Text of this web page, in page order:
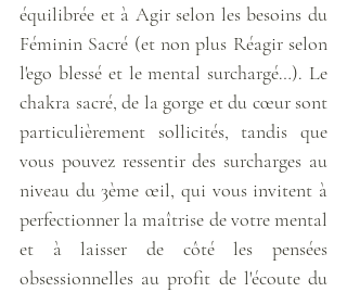
équilibrée et à Agir selon les besoins du
Féminin Sacré (et non plus Réagir selon
l'ego blessé et le mental surchargé…). Le
chakra sacré, de la gorge et du cœur sont
particulièrement sollicités, tandis que
vous pouvez ressentir des surcharges au
niveau du 3ème œil, qui vous invitent à
perfectionner la maîtrise de votre mental
et à laisser de côté les pensées
obsessionnelles au profit de l'écoute du